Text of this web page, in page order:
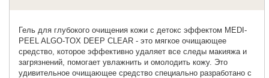
Гель для глубокого очищения кожи с детокс эффектом MEDI-
PEEL ALGO-TOX DEEP CLEAR - это мягкое очищающее
средство, которое эффективно удаляет все следы макияжа и
загрязнений, помогает увлажнить и омолодить кожу. Это
удивительное очищающее средство специально разработано с